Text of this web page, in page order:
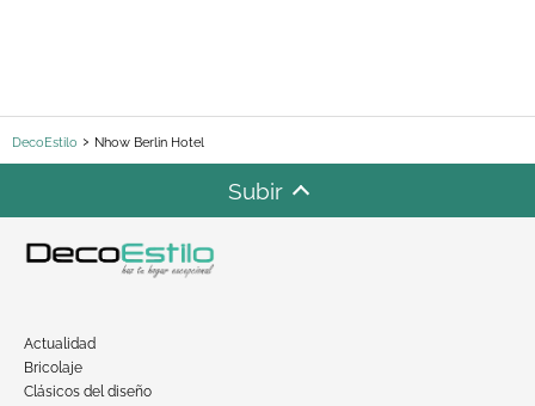
DecoEstilo Nhow Berlin Hotel
Subir
Actualidad
Bricolaje
Clásicos del diseño